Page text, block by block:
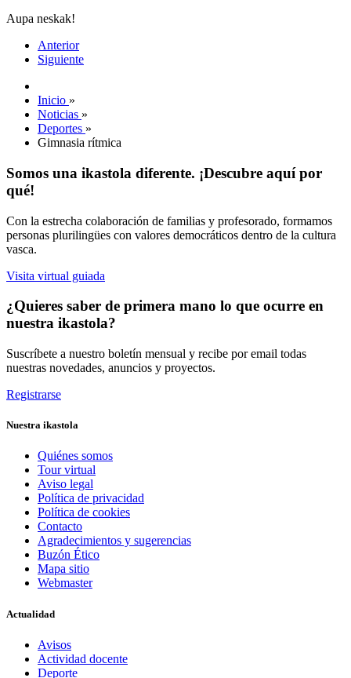
Aupa neskak!
Anterior
Siguiente
Inicio »
Noticias »
Deportes »
Gimnasia rítmica
Somos una ikastola diferente. ¡Descubre aquí por
qué!
Con la estrecha colaboración de familias y profesorado, formamos
personas plurilingües con valores democráticos dentro de la cultura
vasca.
Visita virtual guiada
¿Quieres saber de primera mano lo que ocurre en
nuestra ikastola?
Suscríbete a nuestro boletín mensual y recibe por email todas
nuestras novedades, anuncios y proyectos.
Registrarse
Nuestra ikastola
Quiénes somos
Tour virtual
Aviso legal
Política de privacidad
Política de cookies
Contacto
Agradecimientos y sugerencias
Buzón Ético
Mapa sitio
Webmaster
Actualidad
Avisos
Actividad docente
Deporte